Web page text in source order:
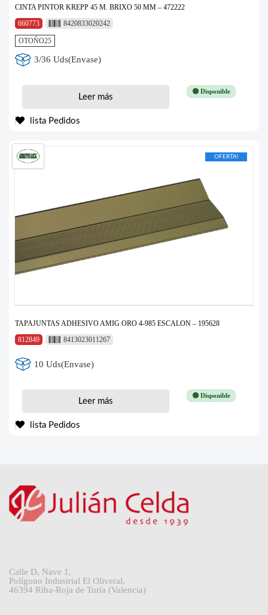
CINTA PINTOR KREPP 45 M. BRIXO 50 MM – 472222
660773
8420833020242
OTOÑO25
3/36 Uds(Envase)
🟢 Disponible
Leer más
lista Pedidos
OFERTA!
TAPAJUNTAS ADHESIVO AMIG ORO 4-985 ESCALON – 195628
812849
8413023011267
10 Uds(Envase)
🟢 Disponible
Leer más
lista Pedidos
Calle D, Nave 1,
Polígono Industrial El Oliveral,
46394 Riba-Roja de Turia (Valencia)